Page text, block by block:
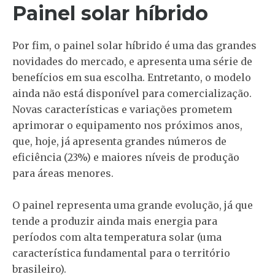
Painel solar híbrido
Por fim, o painel solar híbrido é uma das grandes
novidades do mercado, e apresenta uma série de
benefícios em sua escolha. Entretanto, o modelo
ainda não está disponível para comercialização.
Novas características e variações prometem
aprimorar o equipamento nos próximos anos,
que, hoje, já apresenta grandes números de
eficiência (23%) e maiores níveis de produção
para áreas menores.
O painel representa uma grande evolução, já que
tende a produzir ainda mais energia para
períodos com alta temperatura solar (uma
característica fundamental para o território
brasileiro).